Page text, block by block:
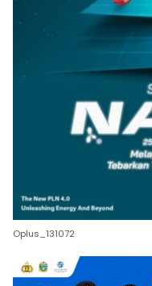
Oplus_131072